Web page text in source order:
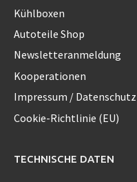
Kühlboxen
Autoteile Shop
Newsletteranmeldung
Kooperationen
Impressum / Datenschutz
Cookie-Richtlinie (EU)
TECHNISCHE DATEN